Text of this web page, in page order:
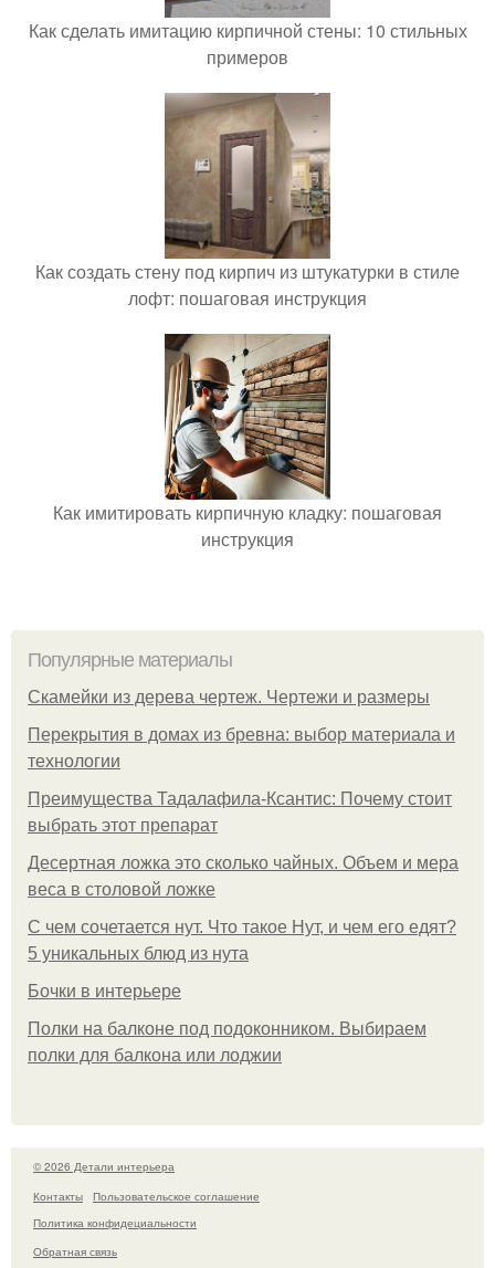
Как сделать имитацию кирпичной стены: 10 стильных
примеров
Как создать стену под кирпич из штукатурки в стиле
лофт: пошаговая инструкция
Как имитировать кирпичную кладку: пошаговая
инструкция
Популярные материалы
Скамейки из дерева чертеж. Чертежи и размеры
Перекрытия в домах из бревна: выбор материала и
технологии
Преимущества Тадалафила-Ксантис: Почему стоит
выбрать этот препарат
Десертная ложка это сколько чайных. Объем и мера
веса в столовой ложке
С чем сочетается нут. Что такое Нут, и чем его едят?
5 уникальных блюд из нута
Бочки в интерьере
Полки на балконе под подоконником. Выбираем
полки для балкона или лоджии
© 2026 Детали интерьера
Контакты
Пользовательское соглашение
Политика конфидециальности
Обратная связь